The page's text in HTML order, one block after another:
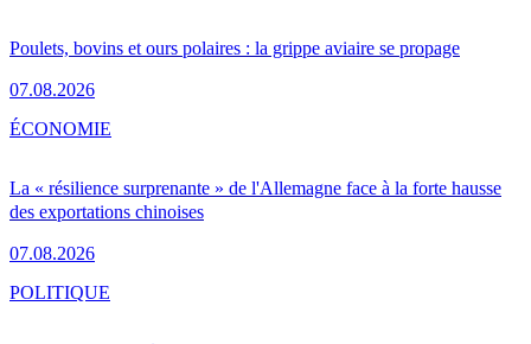
Poulets, bovins et ours polaires : la grippe aviaire se propage
07.08.2026
La « résilience surprenante » de l'Allemagne face à la forte hausse
des exportations chinoises
07.08.2026
ÉCONOMIE
POLITIQUE